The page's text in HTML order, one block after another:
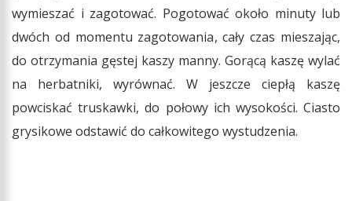
wymieszać i zagotować. Pogotować około minuty lub
dwóch od momentu zagotowania, cały czas mieszając,
do otrzymania gęstej kaszy manny. Gorącą kaszę wylać
na herbatniki, wyrównać. W jeszcze ciepłą kaszę
powciskać truskawki, do połowy ich wysokości. Ciasto
grysikowe odstawić do całkowitego wystudzenia.